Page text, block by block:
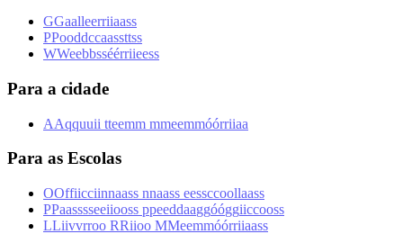
GGaalleerriiaass
PPooddccaassttss
WWeebbsséérriieess
Para a cidade
AAqquuii tteemm mmeemmóórriiaa
Para as Escolas
OOffiicciinnaass nnaass eessccoollaass
PPaasssseeiiooss ppeeddaaggóóggiiccooss
LLiivvrroo RRiioo MMeemmóórriiaass